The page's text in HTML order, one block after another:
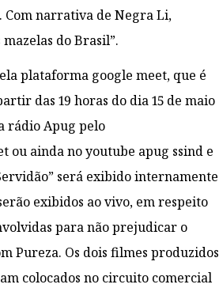
Com narrativa de Negra Li,
do Brasil”.
plataforma google meet, que é
das 19 horas do dia 15 de maio
rádio Apug pelo
ou ainda no youtube apug ssind e
será exibido internamente
exibidos ao vivo, em respeito
para não prejudicar o
Pureza. Os dois filmes produzidos
colocados no circuito comercial